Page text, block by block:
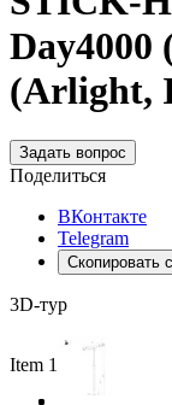
Day4000
(Arlight,
Задать вопрос
Поделиться
ВКонтакте
Telegram
Скопировать
3D-тур
Item 1 of 3